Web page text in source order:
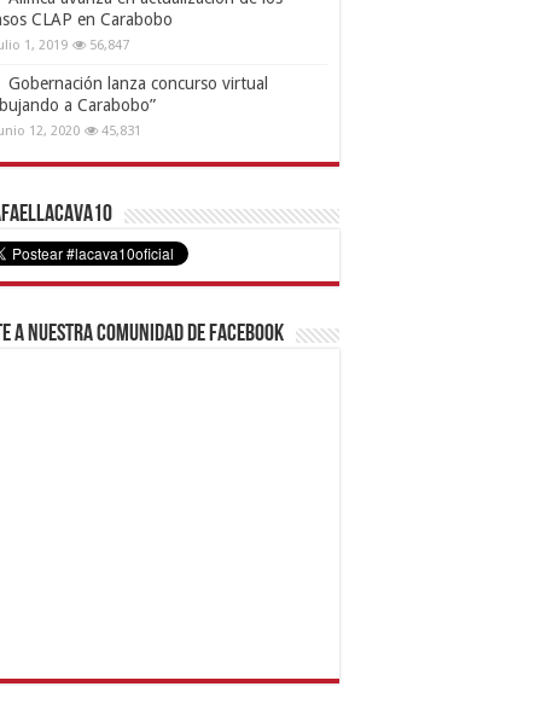
CLAP en Carabobo
1, 2019 56,847
Gobernación lanza concurso virtual
a Carabobo”
12, 2020 45,831
a nuestra comunidad de Facebook